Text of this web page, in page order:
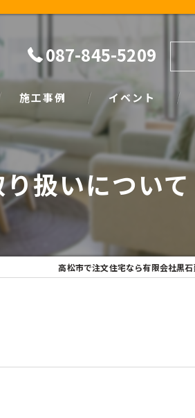
087-845-5209
施工事例 イベント
家づくり塾
扱いについて
高松市で注文住宅なら有限会社黒